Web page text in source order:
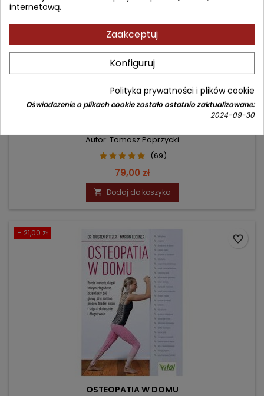
CZTERY FILARY ZDROWIA
Autor: Tomasz Paprzycki
(69)
Cena
79,00 zł
 Dodaj do koszyka
- 21,00 zł
OSTEOPATIA W DOMU
favorite_border
internetową.
Zaakceptuj
Konfiguruj
Polityka prywatności i plików cookie
Oświadczenie o plikach cookie zostało ostatnio zaktualizowane:
2024-09-30